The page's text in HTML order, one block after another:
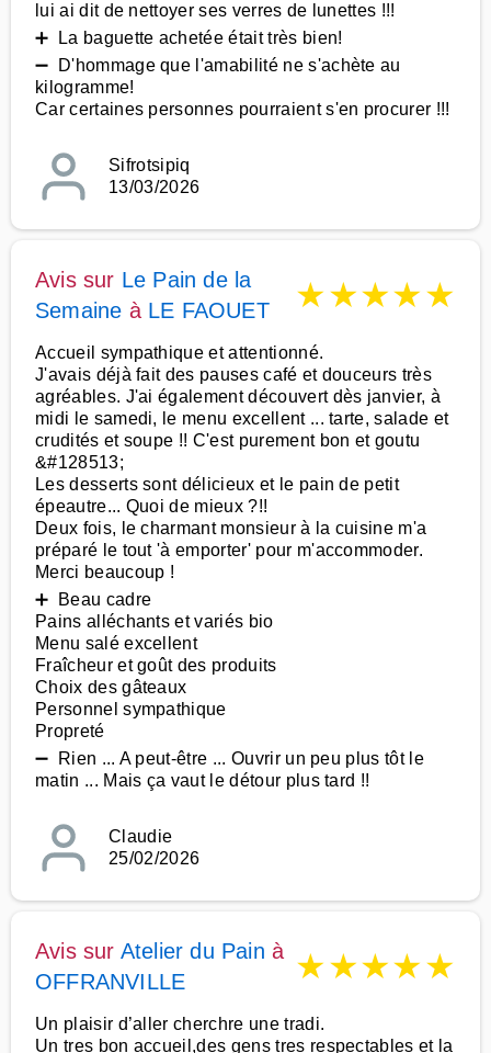
lui ai dit de nettoyer ses verres de lunettes !!!
➕ La baguette achetée était très bien!
➖ D'hommage que l'amabilité ne s'achète au
kilogramme!
Car certaines personnes pourraient s'en procurer !!!
Sifrotsipiq
13/03/2026
Avis sur Le Pain de la
Semaine à LE FAOUET ★★★★★
Accueil sympathique et attentionné.
J'avais déjà fait des pauses café et douceurs très
agréables. J'ai également découvert dès janvier, à
midi le samedi, le menu excellent ... tarte, salade et
crudités et soupe !! C'est purement bon et goutu
&#128513;
Les desserts sont délicieux et le pain de petit
épeautre... Quoi de mieux ?!!
Deux fois, le charmant monsieur à la cuisine m'a
préparé le tout 'à emporter' pour m'accommoder.
Merci beaucoup !
➕ Beau cadre
Pains alléchants et variés bio
Menu salé excellent
Fraîcheur et goût des produits
Choix des gâteaux
Personnel sympathique
Propreté
➖ Rien ... A peut-être ... Ouvrir un peu plus tôt le
matin ... Mais ça vaut le détour plus tard !!
Claudie
25/02/2026
Avis sur Atelier du Pain à
OFFRANVILLE
★★★★★
Un plaisir d’aller cherchre une tradi.
Un tres bon accueil,des gens tres respectables et la